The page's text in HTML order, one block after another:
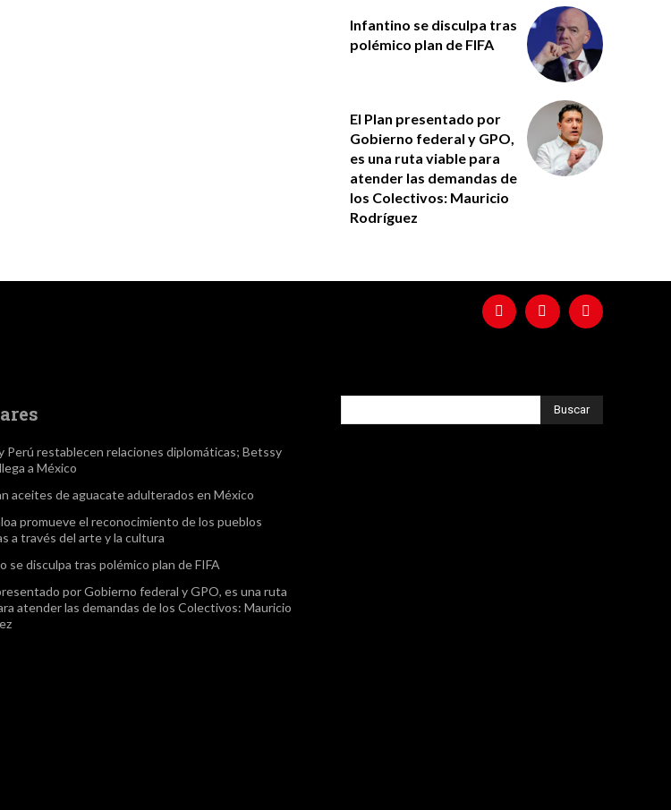
Infantino se disculpa tras
polémico plan de FIFA
El Plan presentado por
Gobierno federal y GPO,
es una ruta viable para
atender las demandas de
los Colectivos: Mauricio
Rodríguez
Perú restablecen relaciones diplomáticas; Betssy
a México
aceites de aguacate adulterados en México
promueve el reconocimiento de los pueblos
a través del arte y la cultura
se disculpa tras polémico plan de FIFA
por Gobierno federal y GPO, es una ruta
atender las demandas de los Colectivos: Mauricio
Buscar